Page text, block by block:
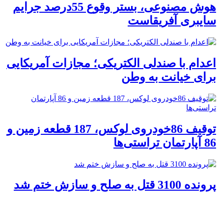
هوش مصنوعی، بستر وقوع 55درصد جرایم
سایبری آفریقاست
اعدام با صندلی الکتریکی؛ مجازات آمریکایی
برای خیانت به وطن
توقیف 86خودروی لوکس، 187 قطعه زمین و
86 آپارتمان تراستی‌ها
پرونده 3100 قتل به صلح و سازش ختم شد